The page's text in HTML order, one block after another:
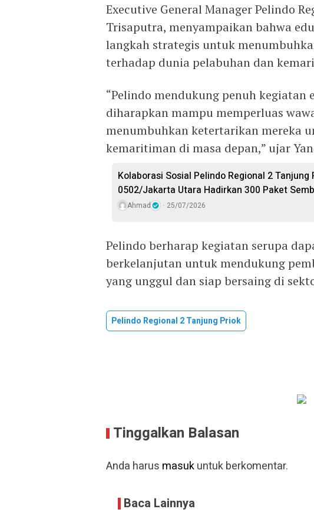
Executive General Manager Pelindo
Trisaputra, menyampaikan bahwa
langkah strategis untuk
terhadap dunia pelabuhan dan
“Pelindo mendukung penuh
diharapkan mampu memperluas
menumbuhkan ketertarikan mereka
kemaritiman di masa depan,” ujar
Kolaborasi Sosial Pelindo Regional 2 Tanjung
0502/Jakarta Utara Hadirkan 300 Paket
Ahmad 25/07/2026
Pelindo berharap kegiatan serupa
berkelanjutan untuk mendukung
yang unggul dan siap bersaing di
Pelindo Regional 2 Tanjung Priok
Tinggalkan Balasan
Anda harus masukuntuk berkomentar.
Baca Lainnya